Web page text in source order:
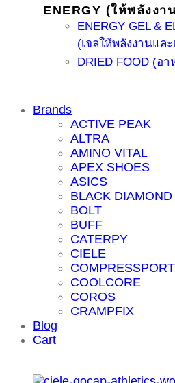
ENERGY (ให้พลังงา
ENERGY GEL &
(เจลให้พลังงานแล
DRIED FOOD (อ
Brands
ACTIVE PEAK
ALTRA
AMINO VITAL
APEX SHOES
ASICS
BLACK DIAMOND
BOLT
BUFF
CATERPY
CIELE
COMPRESSPORT
COOLCORE
COROS
CRAMPFIX
Blog
Cart